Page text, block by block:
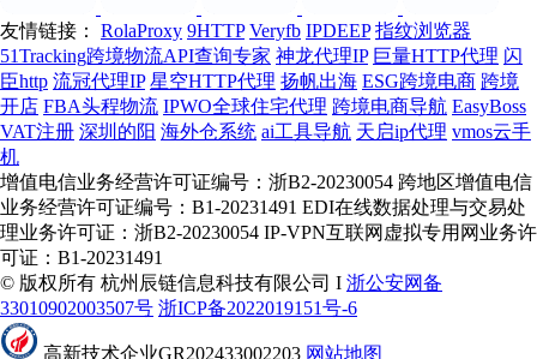
友情链接： RolaProxy 9HTTP Veryfb IPDEEP 指纹浏览器
51Tracking跨境物流API查询专家 神龙代理IP 巨量HTTP代理 闪
臣http 流冠代理IP 星空HTTP代理 扬帆出海 ESG跨境电商 跨境
开店 FBA头程物流 IPWO全球住宅代理 跨境电商导航 EasyBoss
VAT注册 深圳的阳 海外仓系统 ai工具导航 天启ip代理 vmos云手
机
增值电信业务经营许可证编号：浙B2-20230054 跨地区增值电信
业务经营许可证编号：B1-20231491 EDI在线数据处理与交易处
理业务许可证：浙B2-20230054 IP-VPN互联网虚拟专用网业务许
可证：B1-20231491
© 版权所有 杭州辰链信息科技有限公司 I 浙公安网备
33010902003507号 浙ICP备2022019151号-6
高新技术企业GR202433002203 网站地图